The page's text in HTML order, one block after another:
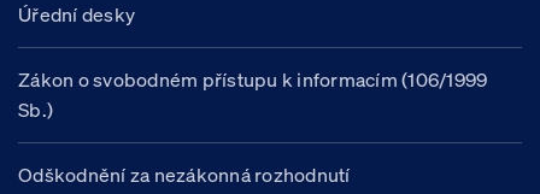
Úřední desky
Zákon o svobodném přístupu k informacím (106/1999
Sb.)
Odškodnění za nezákonná rozhodnutí